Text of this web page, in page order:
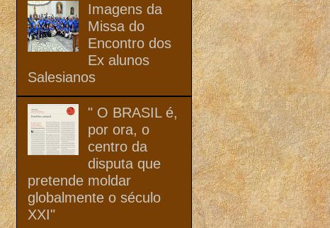
Imagens da
Missa do
Encontro dos
Ex alunos
Salesianos
" O BRASIL é,
por ora, o
centro da
disputa que
pretende moldar
globalmente o século
XXI"